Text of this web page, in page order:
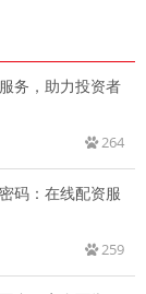
务，助力投资者
264
码：在线配资服
259